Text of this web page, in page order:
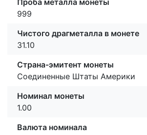
Проба металла монеты
999
Чистого драгметалла в монете
31.10
Страна-эмитент монеты
Соединенные Штаты Америки
Номинал монеты
1.00
Валюта номинала